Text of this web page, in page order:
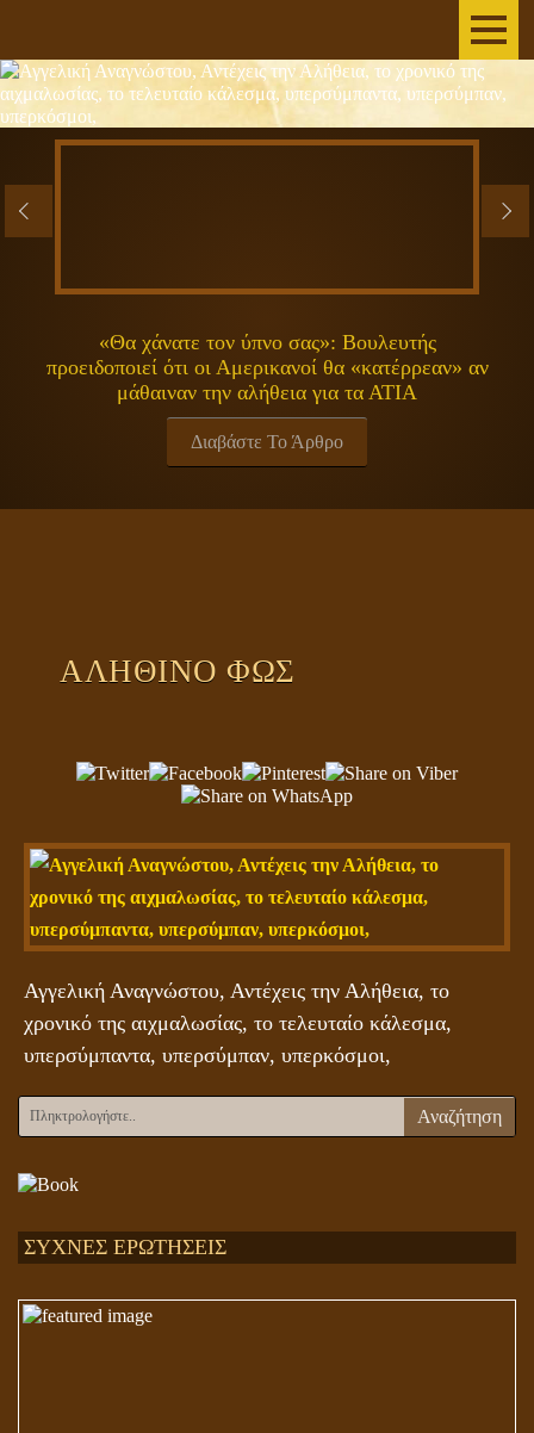
«Θα χάνατε τον ύπνο σας»: Βουλευτής
προειδοποιεί ότι οι Αμερικανοί θα «κατέρρεαν» αν
μάθαιναν την αλήθεια για τα ΑΤΙΑ
Διαβάστε Το Άρθρο
AΡΧΙΚΗ
ΑΝΕΞΗΓΗΤΑ
ΕΠΙΣΤΗΜΗ&ΔΙΑΣΤΗΜΑ
ΠΝΕΥΜΑΤΙΚΟΤΗΤΑ
ΕΚΠΟΜΠΕΣ
ΓΕΝΙΚΑ
ΕΥΑΓΓΕΛΙΑ
ΑΛΗΘΙΝΟ ΦΩΣ
Αγγελική Αναγνώστου, Αντέχεις την Αλήθεια, το
χρονικό της αιχμαλωσίας, το τελευταίο κάλεσμα,
υπερσύμπαντα, υπερσύμπαν, υπερκόσμοι,
Αναζήτηση
ΣΥΧΝΕΣ ΕΡΩΤΗΣΕΙΣ